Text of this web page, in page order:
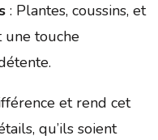
: Plantes, coussins, et
touche
et rend cet
qu’ils soient